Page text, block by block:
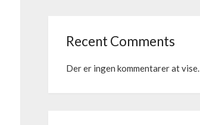
Recent Comments
Der er ingen kommentarer at vise.